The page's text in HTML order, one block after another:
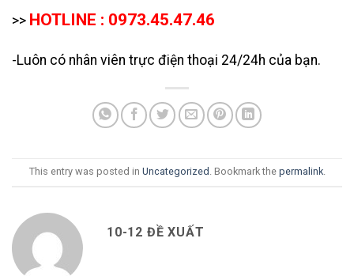
>> HOTLINE : 0973.45.47.46
-Luôn có nhân viên trực điện thoại 24/24h của bạn.
This entry was posted in Uncategorized . Bookmark the permalink.
10-12 ĐỀ XUẤT